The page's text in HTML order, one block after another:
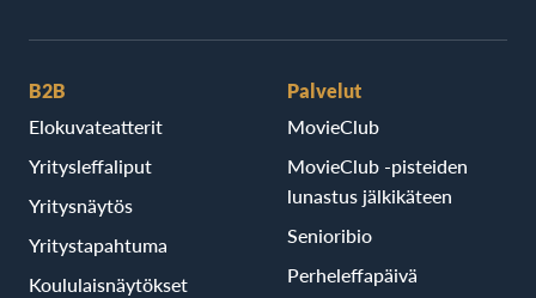
B2B
Elokuvateatterit
Yritysleffaliput
Yritysnäytös
Yritystapahtuma
Koululaisnäytökset
Palvelut
MovieClub
MovieClub -pisteiden
lunastus jälkikäteen
Senioribio
Perheleffapäivä